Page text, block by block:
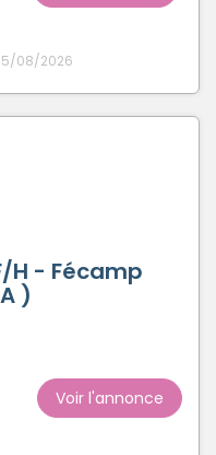
08/2026
H - Fécamp
)
Voir l'annonce